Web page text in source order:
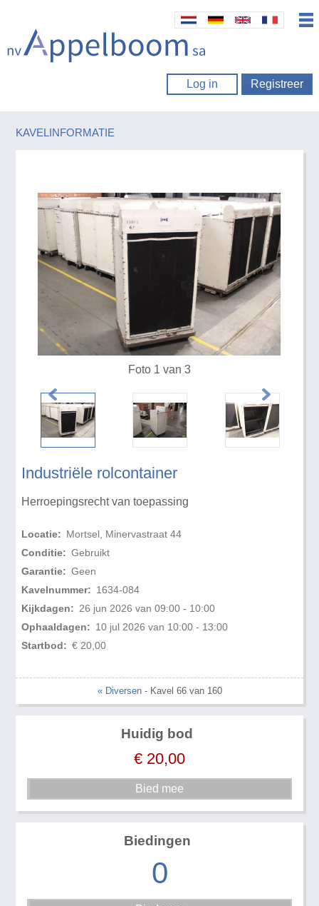
Log in Registreer
KAVELINFORMATIE
Industriële rolcontainer
Herroepingsrecht van toepassing
Locatie: Mortsel, Minervastraat 44
Conditie: Gebruikt
Garantie: Geen
Kavelnummer: 1634-084
Kijkdagen: 26 jun 2026 van 09:00 - 10:00
Ophaaldagen: 10 jul 2026 van 10:00 - 13:00
Startbod: € 20,00
Foto 1 van 3
« Diversen- Kavel 66 van 160
Huidig bod
€ 20,00
Biedingen
0